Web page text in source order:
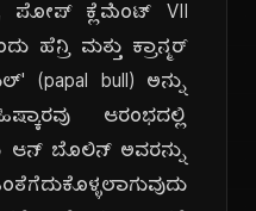
ಪೋಪ್ ಕ್ಲೆಮೆಂಟ್ VII
ಹೆನ್ರಿ ಮತ್ತು ಕ್ರಾನ್ಮರ್
(papal bull) ಅನ್ನು
ಆರಂಭದಲ್ಲಿ
ಆನ್ ಬೊಲಿನ್ ಅವರನ್ನು